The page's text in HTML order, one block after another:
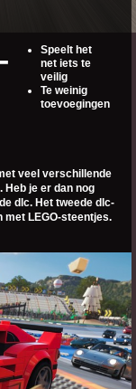
Speelt het
net iets te
veilig
Te weinig
toevoegingen
veel verschillende
Heb je er dan nog
dlc. Het tweede dlc-
met LEGO-steentjes.